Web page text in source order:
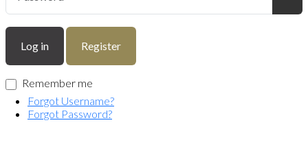
Log in Register
Remember me
Forgot Username?
Forgot Password?